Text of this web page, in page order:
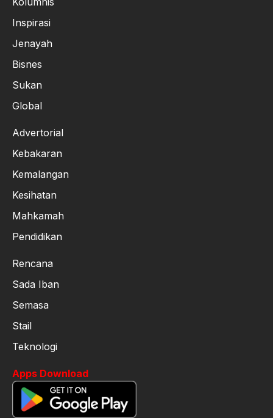
Inspirasi
Jenayah
Bisnes
Sukan
Global
Advertorial
Kebakaran
Kemalangan
Kesihatan
Mahkamah
Pendidikan
Rencana
Sada Iban
Semasa
Stail
Teknologi
Apps Download